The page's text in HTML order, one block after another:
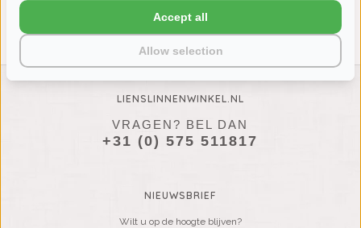
LIENSLINNENWINKEL.NL
VRAGEN? BEL DAN
+31 (0) 575 511817
NIEUWSBRIEF
Wilt u op de hoogte blijven?
Allow selection
Accept all